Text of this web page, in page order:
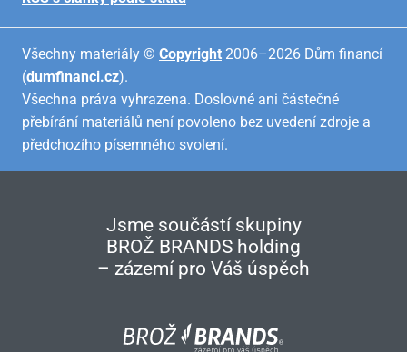
Všechny materiály © Copyright 2006–2026 Dům financí
(dumfinanci.cz).
Všechna práva vyhrazena. Doslovné ani částečné
přebírání materiálů není povoleno bez uvedení zdroje a
předchozího písemného svolení.
Jsme součástí skupiny
BROŽ BRANDS holding
– zázemí pro Váš úspěch